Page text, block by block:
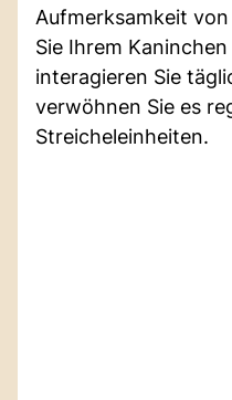
Aufmerksamkeit
Sie Ihrem
interagieren Sie
verwöhnen Sie es
Streicheleinheiten.